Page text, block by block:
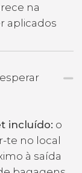
na
aplicados
incluído: o
te no local
à saída